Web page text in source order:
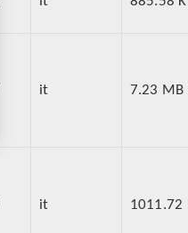
it 7.23 MB
it 1011.72